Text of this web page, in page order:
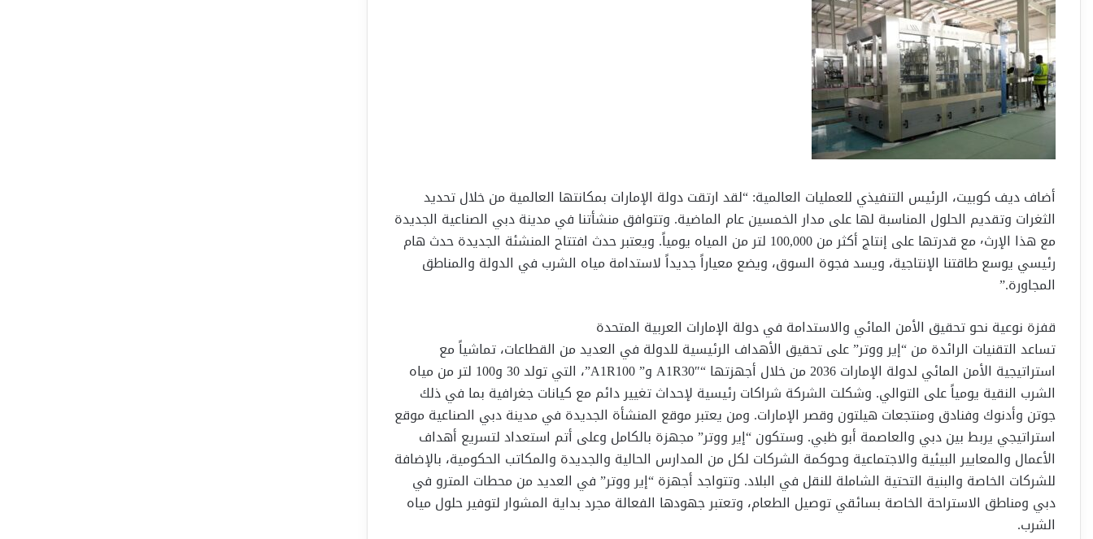
أضاف ديف كوبيت، الرئيس التنفيذي للعمليات العالمية: “لقد ارتقت دولة الإمارات بمكانتها العالمية من خلال تحديد
الثغرات وتقديم الحلول المناسبة لها على مدار الخمسين عام الماضية. وتتوافق منشأتنا في مدينة دبي الصناعية الجديدة
مع هذا الإرث٬ مع قدرتها على إنتاج أكثر من 100,000 لتر من المياه يومياً. ويعتبر حدث افتتاح المنشئة الجديدة حدث هام
رئيسي يوسع طاقتنا الإنتاجية، ويسد فجوة السوق، ويضع معياراً جديداً لاستدامة مياه الشرب في الدولة والمناطق
المجاورة.”
قفزة نوعية نحو تحقيق الأمن المائي والاستدامة في دولة الإمارات العربية المتحدة
تساعد التقنيات الرائدة من “إير ووتر” على تحقيق الأهداف الرئيسية للدولة في العديد من القطاعات، تماشياً مع
استراتيجية الأمن المائي لدولة الإمارات 2036 من خلال أجهزتها “A1R30″ و” A1R100”، التي تولد 30 و100 لتر من مياه
الشرب النقية يومياً على التوالي. وشكلت الشركة شراكات رئيسية لإحداث تغيير دائم مع كيانات جغرافية بما في ذلك
جوتن وأدنوك وفنادق ومنتجعات هيلتون وقصر الإمارات. ومن يعتبر موقع المنشأة الجديدة في مدينة دبي الصناعية موقع
استراتيجي يربط بين دبي والعاصمة أبو ظبي. وستكون “إير ووتر” مجهزة بالكامل وعلى أتم استعداد لتسريع أهداف
الأعمال والمعايير البيئية والاجتماعية وحوكمة الشركات لكل من المدارس الحالية والجديدة والمكاتب الحكومية، بالإضافة
للشركات الخاصة والبنية التحتية الشاملة للنقل في البلاد. وتتواجد أجهزة “إير ووتر” في العديد من محطات المترو في
دبي ومناطق الاستراحة الخاصة بسائقي توصيل الطعام، وتعتبر جهودها الفعالة مجرد بداية المشوار لتوفير حلول مياه
الشرب.